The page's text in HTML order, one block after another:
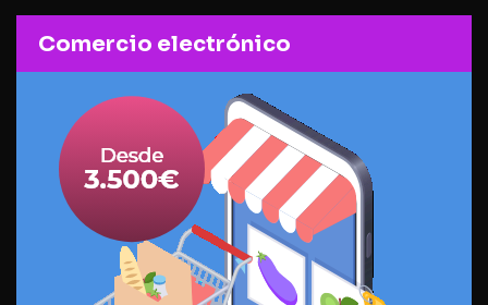
Comercio electrónico